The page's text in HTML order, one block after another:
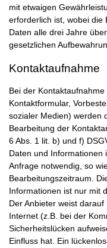
mit etwaigen
erforderlich ist, wobei die
Daten alle drei Jahre
gesetzlichen
Kontaktaufnahme
Bei der
Kontaktformular,
sozialer Medien) werden
Bearbeitung der
6 Abs. 1 lit. b) und f)
Daten und Informationen
Anfrage notwendig, so
Bearbeitungszeitraum.
Informationen ist nur mit
Der Anbieter weist
Internet (z.B. bei der
Sicherheitslücken
Einfluss hat. Ein